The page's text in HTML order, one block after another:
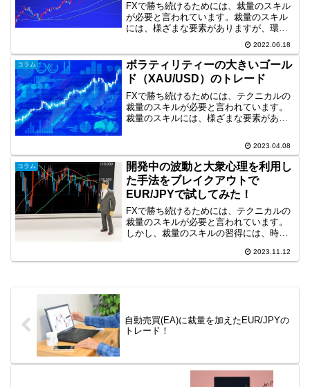
FXで勝ち続けるためには、裁量のスキル
が必要と言われています。裁量のスキル
には、様ざまな要素がありますが、環境
認識と通貨ペアの選択も重要な要素だと
思います。そこで、今回は、4時間足の環
境認識に基づいたトレード事例を取り上
げます。トレンド転換...
2022.06.18
コラム
ボラティリティーの大きいゴール
ド（XAU/USD）のトレード
FXで勝ち続けるためには、テクニカルの
裁量のスキルが必要と言われています。
裁量のスキルには、様ざまな要素があり
時間足の環境認識、ライントレードを使
用したトレード事例を...
2023.04.08
コラム
開発中の波動と大衆心理を利用し
た手法をブレイクアウトで
EUR/JPYで試してみた！
FXで勝ち続けるためには、テクニカルの
裁量のスキルが必要と言われています。
しかし、裁量のスキルの習得には、時間
す。そこで、現在練習ソフトを用いて時
2023.11.12
自動売買(EA)に裁量を加えたEUR/JPYの
トレード！